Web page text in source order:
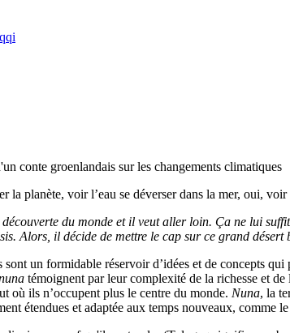
conte groenlandais sur les changements climatiques
la planète, voir l’eau se déverser dans la mer, oui,
du monde et il veut aller loin. Ça ne lui
Alors, il décide de mettre le cap sur ce grand désert
sont un formidable réservoir d’idées et de concepts
témoignent par leur complexité de la richesse et
où ils n’occupent plus le centre du monde. Nuna, la
étendues et adaptée aux temps nouveaux, comme